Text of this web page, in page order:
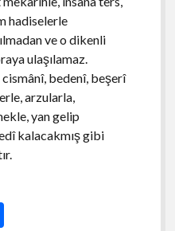
hadiselerle
ve o dikenli
ulaşılamaz.
bedenî, beşerî
arzularla,
yan gelip
kalacakmış gibi
S